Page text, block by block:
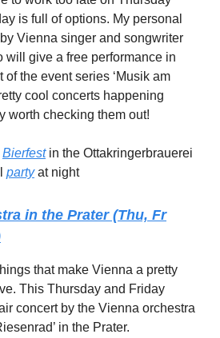
is full of options. My personal
Vienna singer and songwriter
will give a free performance in
of the event series ‘Musik am
cool concerts happening
worth checking them out!
Bierfestin the Ottakringerbrauerei
partyat night
in the Prater (Thu, Fr
that make Vienna a pretty
This Thursday and Friday
concert by the Vienna orchestra
in the Prater.